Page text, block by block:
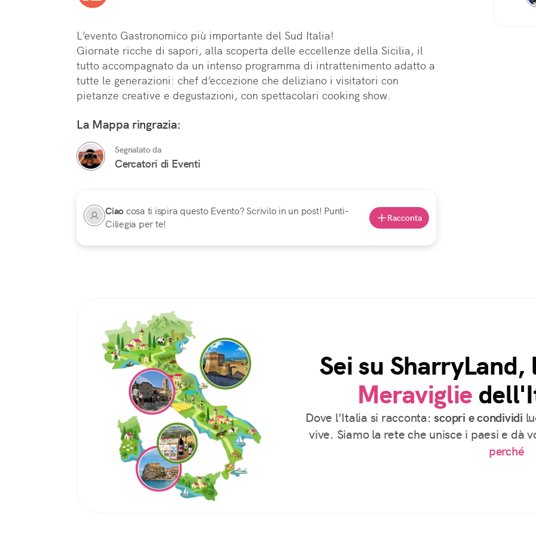
L’evento Gastronomico più importante del Sud Italia!
Giornate ricche di sapori, alla scoperta delle eccellenze della Sicilia, il
tutto accompagnato da un intenso programma di intrattenimento adatto a
tutte le generazioni: chef d’eccezione che deliziano i visitatori con
pietanze creative e degustazioni, con spettacolari cooking show.
La Mappa ringrazia:
Segnalato da
Cercatori di Eventi
Ciaocosa ti ispira questo Evento? Scrivilo in un post! Punti-
Ciliegia per te!
Racconta
Sei su SharryLand,
Meraviglie
Dove l’Italia si racconta:scopri e condividi
vive. Siamo la rete che unisce i paesi e dà
perché